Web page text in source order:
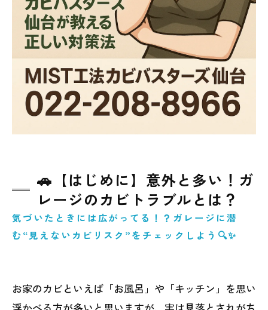
ルは早めの相談がカギ！
🚗【はじめに】意外と多い！ガ
レージのカビトラブルとは？
気づいたときには広がってる！？ガレージに潜
む“見えないカビリスク”をチェックしよう🔍✨
お家のカビといえば「お風呂」や「キッチン」を思い